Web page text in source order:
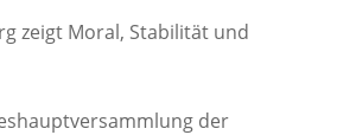
zeigt Moral, Stabilität und
der